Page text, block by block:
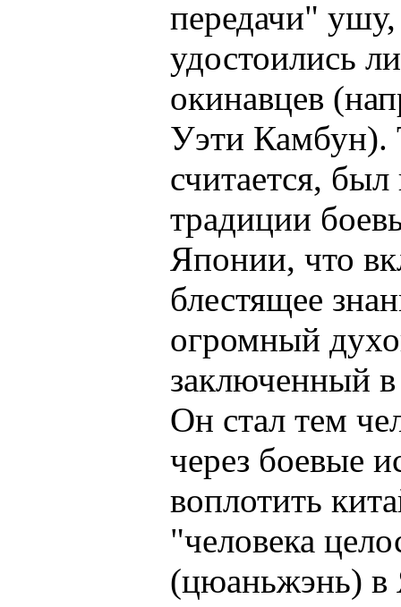
передачи" ушу,
удостоились
окинавцев
Уэти Камбун).
считается,
традиции
Японии, что
блестящее
огромный
заключенный
Он стал тем
через боевые
воплотить
"человека
(цюаньжэнь) в